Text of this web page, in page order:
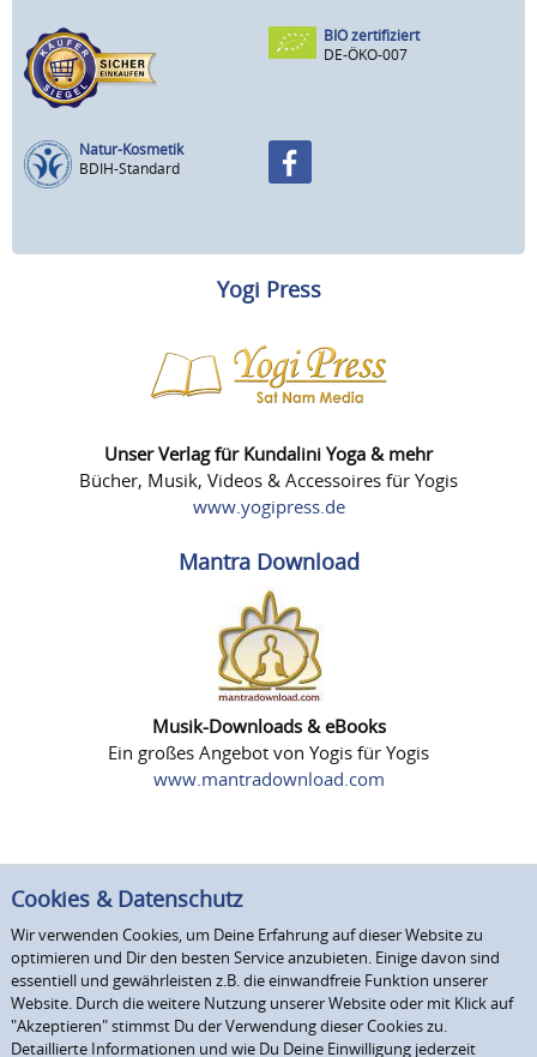
BIO zertifiziert
DE-ÖKO-007
Natur-Kosmetik
BDIH-Standard
Yogi Press
Unser Verlag für Kundalini Yoga & mehr
Bücher, Musik, Videos & Accessoires für Yogis
www.yogipress.de
Mantra Download
Musik-Downloads & eBooks
Ein großes Angebot von Yogis für Yogis
www.mantradownload.com
Cookies & Datenschutz
Wir verwenden Cookies, um Deine Erfahrung auf dieser Website zu
optimieren und Dir den besten Service anzubieten. Einige davon sind
essentiell und gewährleisten z.B. die einwandfreie Funktion unserer
Website. Durch die weitere Nutzung unserer Website oder mit Klick auf
"Akzeptieren" stimmst Du der Verwendung dieser Cookies zu.
Detaillierte Informationen und wie Du Deine Einwilligung jederzeit